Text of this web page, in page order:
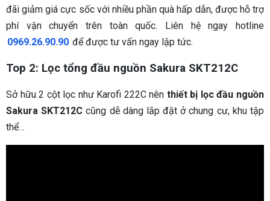
đãi giảm giá cực sốc với nhiều phần quà hấp dẫn, được hỗ trợ
phí vận chuyển trên toàn quốc. Liên hệ ngay hotline
0969.26.90.90 để được tư vấn ngay lập tức.
Top 2: Lọc tổng đầu nguồn Sakura SKT212C
Sở hữu 2 cột lọc như Karofi 222C nên thiết bị lọc đầu nguồn
Sakura SKT212C cũng dễ dàng lắp đặt ở chung cư, khu tập
thể…